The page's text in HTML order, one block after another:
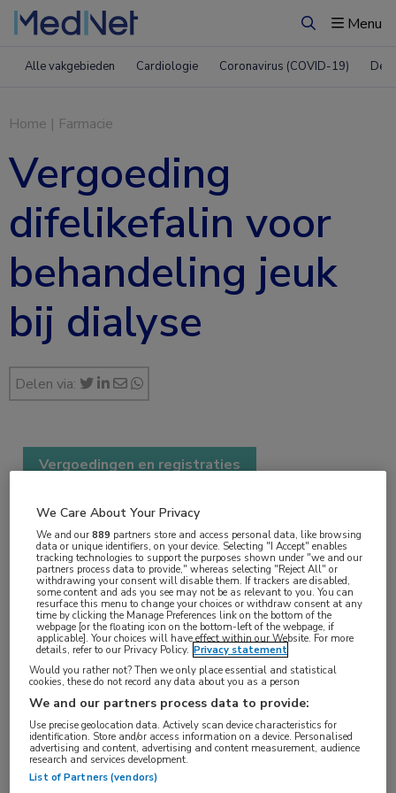
ZoekenMenu
Alle vakgebieden Cardiologie Coronavirus (COVID-19)
Home | Farmacie
Vergoeding
difelikefalin voor
behandeling jeuk
bij dialyse
Delen via:
Vergoedingen en registraties
okt 2023
Vakgebieden:
Farmacie,Nefrologie
Aandachtsgebieden:
Chronische nierschade, Dialyse
Tags:
difelikefalin,pruritus
We Care About Your Privacy
We and our889 partners store and access personal data, like browsing
data or unique identifiers, on your device. Selecting "I Accept" enables
tracking technologies to support the purposes shown under "we and our
partners process data to provide," whereas selecting "Reject All" or
withdrawing your consent will disable them. If trackers are disabled,
some content and ads you see may not be as relevant to you. You can
resurface this menu to change your choices or withdraw consent at any
time by clicking the Manage Preferences link on the bottom of the
webpage [or the floating icon on the bottom-left of the webpage, if
applicable]. Your choices will have effect within our Website. For more
details, refer to our Privacy Policy. Privacy statement
Would you rather not? Then we only place essential and statistical
cookies, these do not record any data about you as a person
We and our partners process data to provide:
Use precise geolocation data. Actively scan device characteristics for
identification. Store and/or access information on a device. Personalised
advertising and content, advertising and content measurement, audience
research and services development.
List of Partners (vendors)